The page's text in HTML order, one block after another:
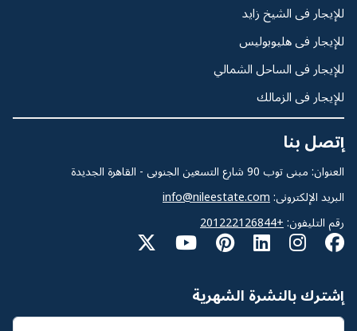
للإيجار فى الشيخ زايد
للإيجار فى هليوبوليس
للإيجار فى الساحل الشمالي
للإيجار فى الزمالك
إتصل بنا
العنوان: مبنى توب 90 شارع التسعين الجنوبى - القاهرة الجديدة
البريد الإلكترونى: info@nileestate.com
رقم التليفون: +201222126844
إشترك بالنشرة الشهرية